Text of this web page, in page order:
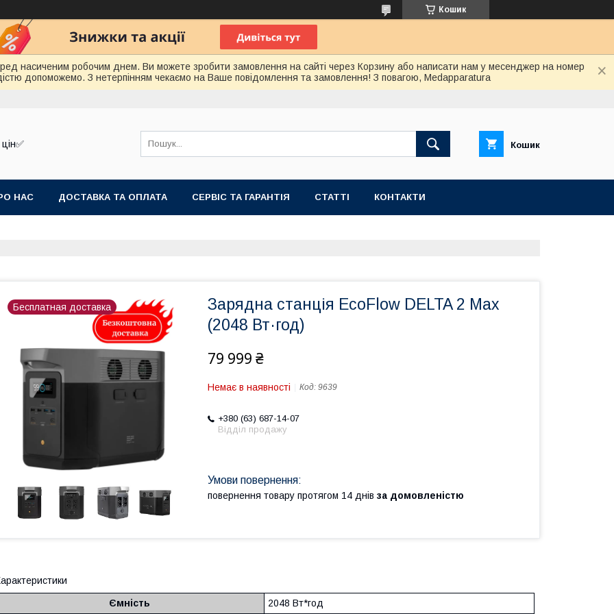
Кошик
насиченим робочим днем. Ви можете зробити замовлення на сайті через Корзину або написати нам у месенджер на номер
допоможемо. З нетерпінням чекаємо на Ваше повідомлення та замовлення! З повагою, Medapparatura
Кошик
НАС ДОСТАВКА ТА ОПЛАТА СЕРВІС ТА ГАРАНТІЯ СТАТТІ КОНТАКТИ
Бесплатная доставка
Зарядна станція EcoFlow DELTA 2 Max
(2048 Вт·год)
79 999 ₴
Немає в наявності Код: 9639
+380 (63) 687-14-07
Відділ продажу
повернення товару протягом 14 днів за домовленістю
Ємність
2048 Вт*год